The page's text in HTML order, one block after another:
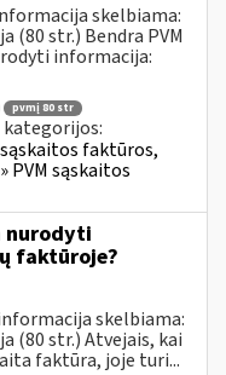
skelbiama:
(80 str.) Bendra PVM
informacija:
pvmį 80 str
kategorijos:
faktūros,
PVM sąskaitos
nurodyti
faktūroje?
skelbiama:
(80 str.) Atvejais, kai
faktūra, joje turi...